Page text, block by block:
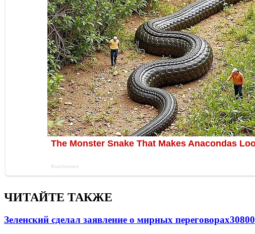
ЧИТАЙТЕ ТАКЖЕ
Зеленский сделал заявление о мирных переговорах30800